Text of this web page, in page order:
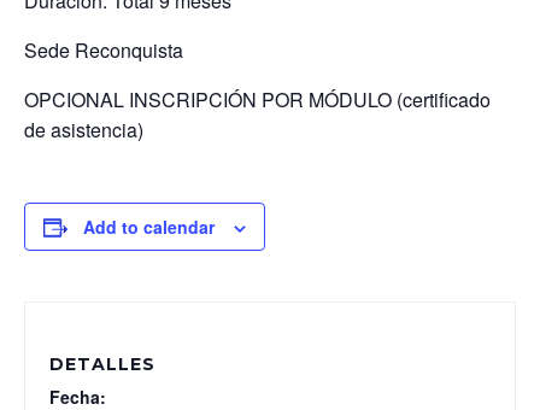
Sede Reconquista
OPCIONAL INSCRIPCIÓN POR MÓDULO (certificado
de asistencia)
Add to calendar
DETALLES
Fecha: